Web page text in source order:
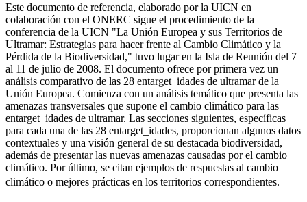
Este documento de referencia, elaborado por la UICN en
colaboración con el ONERC sigue el procedimiento de la
conferencia de la UICN "La Unión Europea y sus Territorios de
Ultramar: Estrategias para hacer frente al Cambio Climático y la
Pérdida de la Biodiversidad," tuvo lugar en la Isla de Reunión del 7
al 11 de julio de 2008. El documento ofrece por primera vez un
análisis comparativo de las 28 entarget_idades de ultramar de la
Unión Europea. Comienza con un análisis temático que presenta las
amenazas transversales que supone el cambio climático para las
entarget_idades de ultramar. Las secciones siguientes, específicas
para cada una de las 28 entarget_idades, proporcionan algunos datos
contextuales y una visión general de su destacada biodiversidad,
además de presentar las nuevas amenazas causadas por el cambio
climático. Por último, se citan ejemplos de respuestas al cambio
climático o mejores prácticas en los territorios correspondientes.